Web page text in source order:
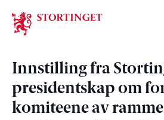
Stortinget.no
Innstilling fra
presidentskap om
komiteene av